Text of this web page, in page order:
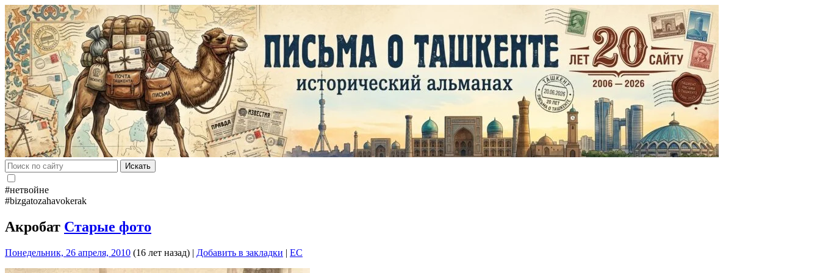
Искать
#нетвойне
#bizgatozahavokerak
Акробат Старые фото
Понедельник, 26 апреля, 2010 (16 лет назад) | Добавить в закладки | EC